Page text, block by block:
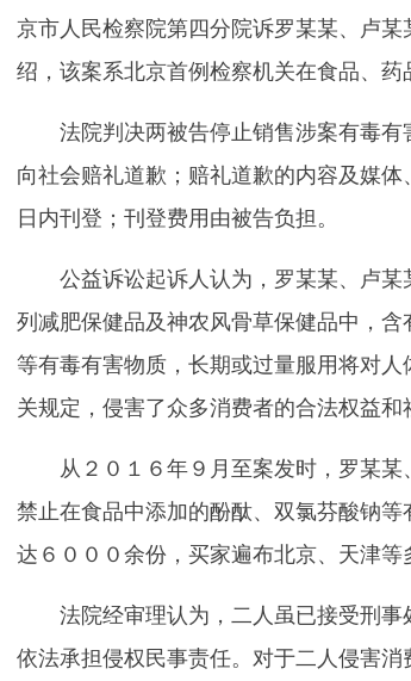
京市人民检察院第四分院诉罗某某、卢
绍，该案系北京首例检察机关在食品、药
法院判决两被告停止销售涉案有毒有
向社会赔礼道歉；赔礼道歉的内容及媒
日内刊登；刊登费用由被告负担。
公益诉讼起诉人认为，罗某某、卢某
列减肥保健品及神农风骨草保健品中，
等有毒有害物质，长期或过量服用将对
关规定，侵害了众多消费者的合法权益和
从２０１６年９月至案发时，罗某某
禁止在食品中添加的酚酞、双氯芬酸钠
达６０００余份，买家遍布北京、天津等
法院经审理认为，二人虽已接受刑事
依法承担侵权民事责任。对于二人侵害